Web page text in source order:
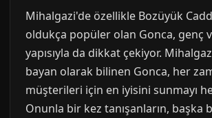
Mihalgazi'de özellikle Bozüyük
oldukça popüler olan Gonca, genç
yapısıyla da dikkat çekiyor.
bayan olarak bilinen Gonca, her
müşterileri için en iyisini sunmayı
Onunla bir kez tanışanların, başka